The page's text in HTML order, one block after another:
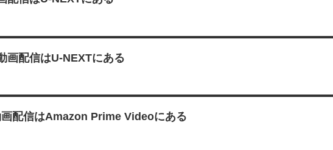
画配信はU-NEXTにある
配信はAmazon Prime Videoにある